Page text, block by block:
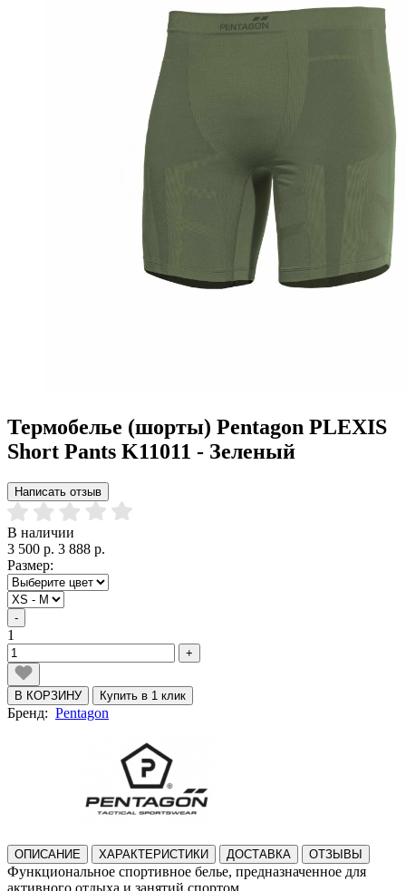
Термобелье (шорты) Pentagon PLEXIS
Short Pants K11011 - Зеленый
Написать отзыв
В наличии
3 500 р. 3 888 р.
Размер:
-
1
+
В КОРЗИНУ Купить в 1 клик
Бренд: Pentagon
ОПИСАНИЕ ХАРАКТЕРИСТИКИ ДОСТАВКА ОТЗЫВЫ
Функциональное спортивное белье, предназначенное для
активного отдыха и занятий спортом,